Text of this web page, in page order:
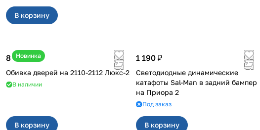
В корзину
Новинка
8 400 ₽
Обивка дверей на 2110-2112 Люкс-2
В наличии
В корзину
1 190 ₽
Светодиодные динамические
катафоты Sal-Man в задний бампер
на Приора 2
Под заказ
В корзину